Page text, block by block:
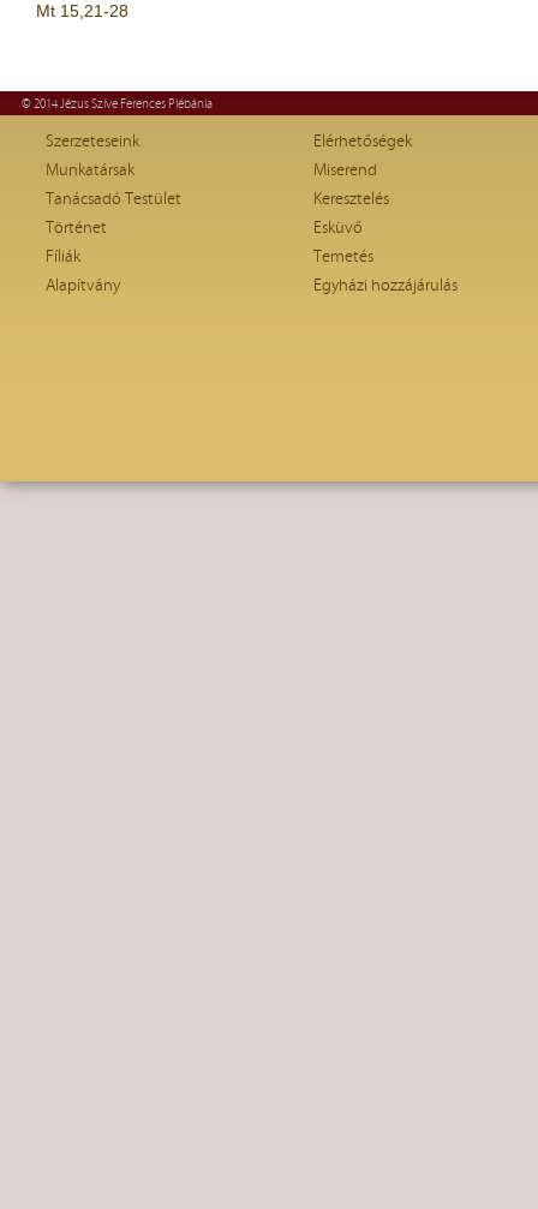
Mt 15,21-28
© 2014 Jézus Szíve Ferences Plébánia
Szerzeteseink
Munkatársak
Tanácsadó Testület
Történet
Fíliák
Alapítvány
Elérhetőségek
Miserend
Keresztelés
Esküvő
Temetés
Egyházi hozzájárulás